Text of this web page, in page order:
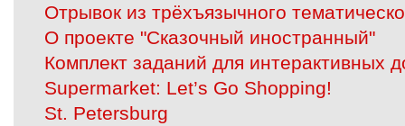
Отрывок из трёхъязычного
О проекте "Сказочный иностранный"
Комплект заданий для интерактивных
Supermarket: Let’s Go Shopping!
St. Petersburg